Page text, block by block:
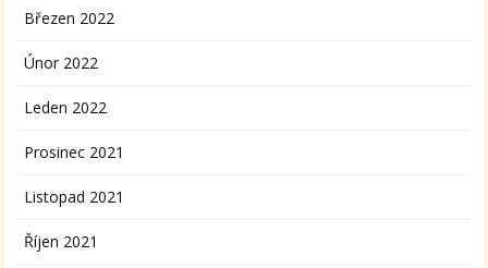
Březen 2022
Únor 2022
Leden 2022
Prosinec 2021
Listopad 2021
Říjen 2021